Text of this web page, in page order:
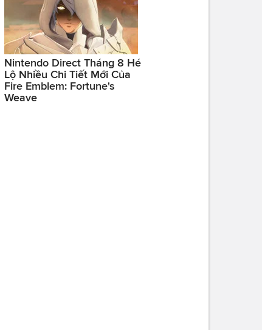
Nintendo Direct Tháng 8 Hé
Lộ Nhiều Chi Tiết Mới Của
Fire Emblem: Fortune's
Weave